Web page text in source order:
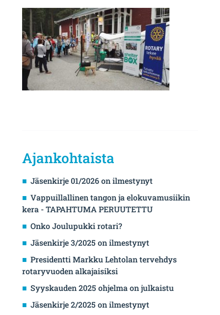
Ajankohtaista
Jäsenkirje 01/2026 on ilmestynyt
Vappuillallinen tangon ja elokuvamusiikin
kera - TAPAHTUMA PERUUTETTU
Onko Joulupukki rotari?
Jäsenkirje 3/2025 on ilmestynyt
Presidentti Markku Lehtolan tervehdys
rotaryvuoden alkajaisiksi
Syyskauden 2025 ohjelma on julkaistu
Jäsenkirje 2/2025 on ilmestynyt